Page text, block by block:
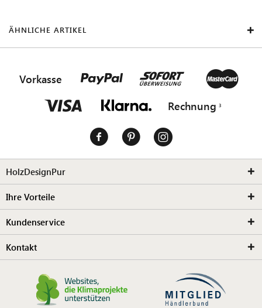
ÄHNLICHE ARTIKEL
Vorkasse
Rechnung
HolzDesignPur
Ihre Vorteile
Kundenservice
Kontakt